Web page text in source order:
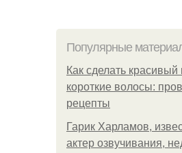
Популярные
Как сделать красивый
короткие волосы:
рецепты
Гарик Харламов,
актер озвучивания,